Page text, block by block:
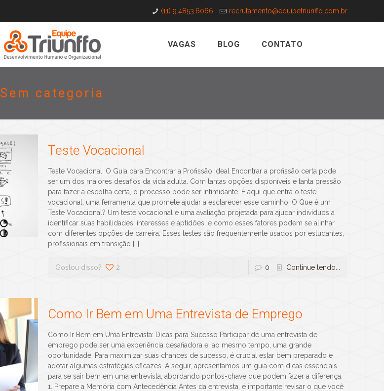
(11) 9.4853.6066 recrutamento@equipetriunffo.com.br
VAGAS BLOG CONTATO
Sem categoria
Teste Vocacional
Teste Vocacional: O Guia para Encontrar a Profissão Ideal Encontrar a profissão certa pode
ser um dos maiores desafios da vida adulta. Com tantas opções disponíveis e tanta pressão
para fazer a escolha certa, o processo pode ser intimidante. É aqui que entra o teste
vocacional, uma ferramenta que promete ajudar a esclarecer esse caminho. O Que é um
Teste Vocacional? Um teste vocacional é uma avaliação projetada para ajudar indivíduos a
identificar suas habilidades, interesses e aptidões, e como esses fatores podem se alinhar
com diferentes opções de carreira. Esses testes são frequentemente usados por estudantes,
profissionais em transição […]
Gostou disso? 2 0 Continue lendo...
Como Ir Bem em Uma Entrevista de Emprego
Como Ir Bem em Uma Entrevista: Dicas para Sucesso Participar de uma entrevista de
emprego pode ser uma experiência desafiadora e, ao mesmo tempo, uma grande
oportunidade. Para maximizar suas chances de sucesso, é crucial estar bem preparado e
adotar algumas estratégias eficazes. A seguir, apresentamos um guia com dicas essenciais
para se sair bem em uma entrevista, abordando pontos-chave que podem fazer a diferença.
1. Prepare a Memória com Antecedência Antes da entrevista, é importante revisar o que você